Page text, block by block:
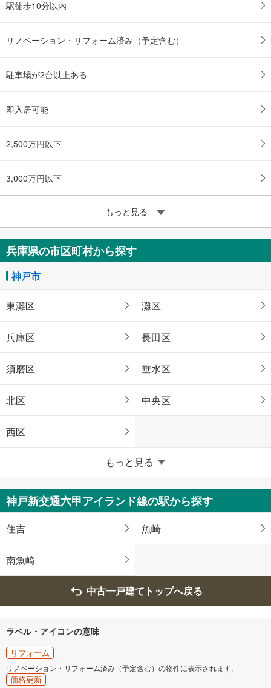
駅徒歩10分以内
リノベーション・リフォーム済み（予定含む）
駐車場が2台以上ある
即入居可能
2,500万円以下
3,000万円以下
もっと見る
兵庫県の市区町村から探す
神戸市
東灘区 灘区
兵庫区 長田区
須磨区 垂水区
北区 中央区
西区
兵庫県のそのほかの地域
姫路市 尼崎市
明石市 西宮市
芦屋市
加古川市
宝塚市
高砂市
もっと見る
神戸新交通六甲アイランド線の駅から探す
住吉 魚崎
南魚崎
中古一戸建てトップへ戻る
ラベル・アイコンの意味
リフォーム
リノベーション・リフォーム済み（予定含む）の物件に表示されます。
価格更新